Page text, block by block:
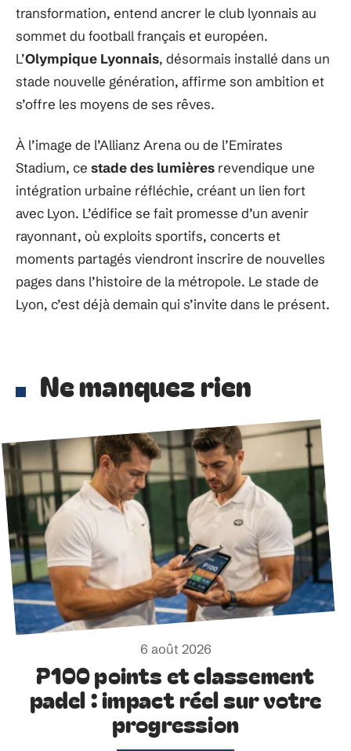
transformation, entend ancrer le club lyonnais au
sommet du football français et européen.
L’Olympique Lyonnais, désormais installé dans un
stade nouvelle génération, affirme son ambition et
s’offre les moyens de ses rêves.
À l’image de l’Allianz Arena ou de l’Emirates
Stadium, ce stade des lumières revendique une
intégration urbaine réfléchie, créant un lien fort
avec Lyon. L’édifice se fait promesse d’un avenir
rayonnant, où exploits sportifs, concerts et
moments partagés viendront inscrire de nouvelles
pages dans l’histoire de la métropole. Le stade de
Lyon, c’est déjà demain qui s’invite dans le présent.
Ne manquez rien
6 août 2026
P100 points et classement
padel : impact réel sur votre
progression